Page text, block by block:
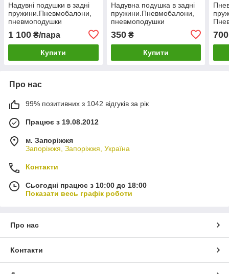
Надувні подушки в задні
пружини.Пневмобалони,
пневмоподушки
ВАЗ, Рено.
1 100 ₴/пара
Купити
Надувна подушка в задні
пружини.Пневмобалони,
пневмоподушки
Мерседес, Ланос, Сенс,
ВАЗ. Рено.
350₴
Купити
85
700
Про нас
99% позитивних з 1042 відгуків за рік
Працює з 19.08.2012
м. Запоріжжя
Запоріжжя, Запоріжжя, Україна
Контакти
Сьогодні працює з 10:00 до 18:00
Показати весь графік роботи
Про нас
Контакти